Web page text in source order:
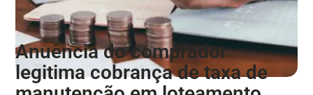
Anuência do comprador
legitima cobrança de taxa de